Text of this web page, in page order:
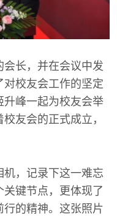
长，并在会议中发
校友会工作的坚定
峰一起为校友会举
友会的正式成立，
，记录下这一难忘
键节点，更体现了
行的精神。这张照片